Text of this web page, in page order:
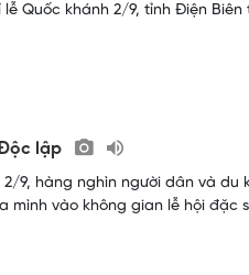
lễ Quốc khánh 2/9, tỉnh Điện
lập
2/9, hàng nghìn người dân và
mình vào không gian lễ hội đặc